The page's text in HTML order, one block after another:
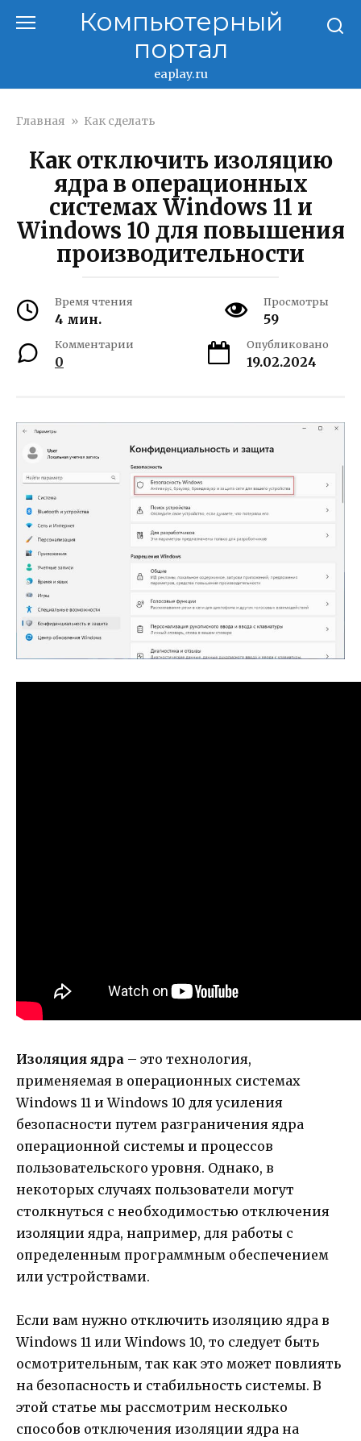
Компьютерный
портал
eaplay.ru
Главная » Как сделать
Как отключить изоляцию
ядра в операционных
системах Windows 11 и
Windows 10 для повышения
производительности
Время чтения
4 мин.
Просмотры
59
Комментарии
0
Опубликовано
19.02.2024
Изоляция ядра – это технология,
применяемая в операционных системах
Windows 11 и Windows 10 для усиления
безопасности путем разграничения ядра
операционной системы и процессов
пользовательского уровня. Однако, в
некоторых случаях пользователи могут
столкнуться с необходимостью отключения
изоляции ядра, например, для работы с
определенным программным обеспечением
или устройствами.
Если вам нужно отключить изоляцию ядра в
Windows 11 или Windows 10, то следует быть
осмотрительным, так как это может повлиять
на безопасность и стабильность системы. В
этой статье мы рассмотрим несколько
способов отключения изоляции ядра на